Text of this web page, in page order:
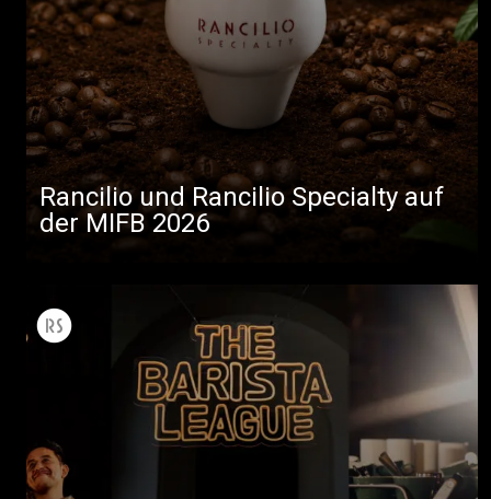
Rancilio und Rancilio Specialty auf
der MIFB 2026